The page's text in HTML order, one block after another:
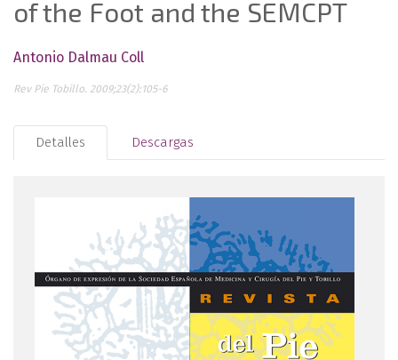
of the Foot and the SEMCPT
Antonio Dalmau Coll
Rev Pie Tobillo. 2009;23(2):105-6
Detalles Descargas